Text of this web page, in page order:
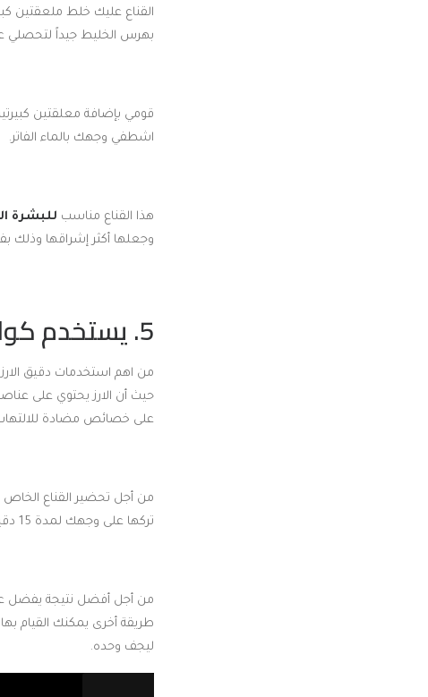
بهرس الخليط جيداً لتحصلي
اشطفي وجهك بالماء الفاتر.
هذا القناع مناسب للبشرة
وجعلها أكثر إشراقها وذلك
5. يستخدم كواقي طبيعي من الشمس:
من اهم استخدمات دقيق الارز
حيث أن الارز يحتوي على
على خصائص مضادة
من أجل تحضير القناع
تركها على وجهك لمدة 15 دقيقة ثم شطفها بالماء الفاتر.
من أجل أفضل نتيجة يفضل
طريقة أخرى يمكنك القيام
ليجف وحده.